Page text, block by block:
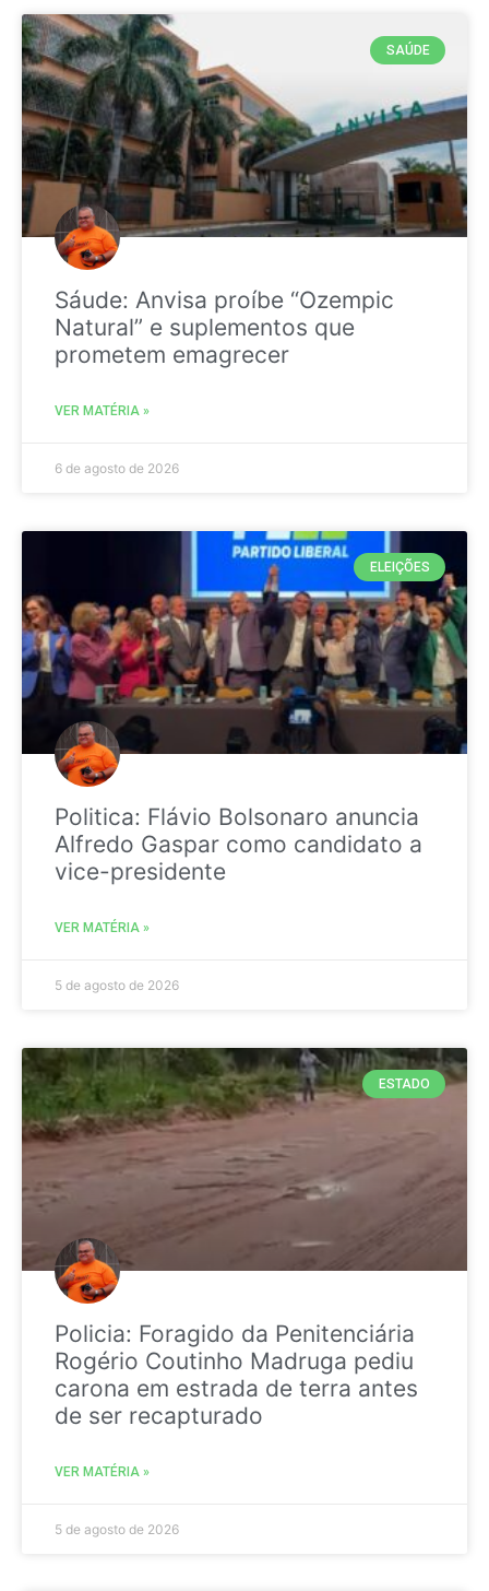
SAÚDE
Sáude: Anvisa proíbe “Ozempic
Natural” e suplementos que
prometem emagrecer
VER MATÉRIA »
6 de agosto de 2026
ELEIÇÕES
Politica: Flávio Bolsonaro anuncia
Alfredo Gaspar como candidato a
vice-presidente
VER MATÉRIA »
5 de agosto de 2026
ESTADO
Policia: Foragido da Penitenciária
Rogério Coutinho Madruga pediu
carona em estrada de terra antes
de ser recapturado
VER MATÉRIA »
5 de agosto de 2026